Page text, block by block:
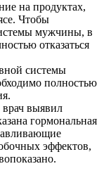
на продуктах,
Чтобы
мужчины, в
отказаться
системы
полностью
врач выявил
гормональная
эффектов,